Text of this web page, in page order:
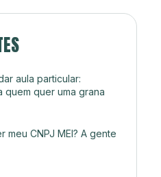
aula particular:
quem quer uma grana
meu CNPJ MEI? A gente